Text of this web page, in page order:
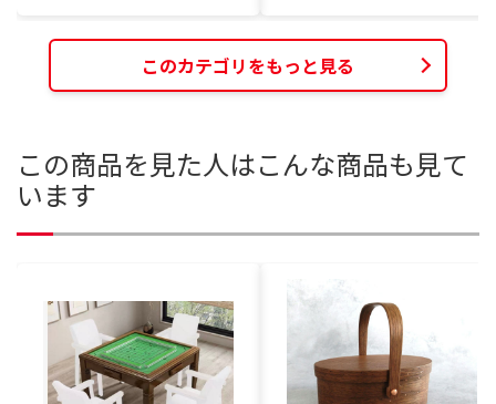
このカテゴリをもっと見る
この商品を見た人はこんな商品も見て
います